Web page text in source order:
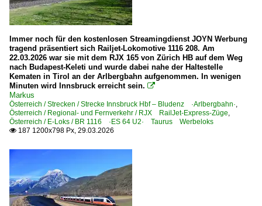
Immer noch für den kostenlosen Streamingdienst JOYN Werbung
tragend präsentiert sich Railjet-Lokomotive 1116 208. Am
22.03.2026 war sie mit dem RJX 165 von Zürich HB auf dem Weg
nach Budapest-Keleti und wurde dabei nahe der Haltestelle
Kematen in Tirol an der Arlbergbahn aufgenommen. In wenigen
Minuten wird Innsbruck erreicht sein. 
Markus
Österreich / Strecken / Strecke Innsbruck Hbf – Bludenz ·Arlbergbahn·,
Österreich / Regional- und Fernverkehr / RJX RailJet-Express-Züge,
Österreich / E-Loks / BR 1116 ·ES 64 U2· Taurus Werbeloks
 187 1200x798 Px, 29.03.2026